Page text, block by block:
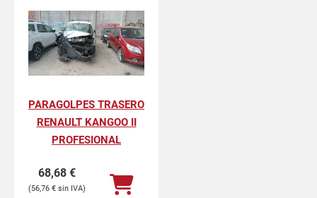
PARAGOLPES TRASERO
RENAULT KANGOO II
PROFESIONAL
68,68 €
56,76 €